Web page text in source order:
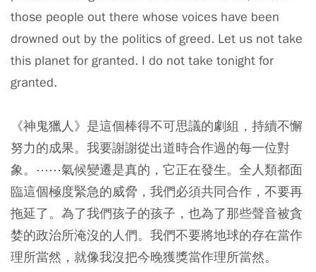
those people out there whose voices have been
drowned out by the politics of greed. Let us not take
this planet for granted. I do not take tonight for
granted.
《神鬼獵人》 是這個棒得不可思議的劇組，持續不懈
努力的成果。我要謝謝從出道時合作過的每一位對
象。⋯⋯氣候變遷是真的，它正在發生。全人類都面
臨這個極度緊急的威脅，我們必須共同合作，不要再
拖延了。為了我們孩子的孩子，也為了那些聲音被貪
婪的政治所淹沒的人們。我們不要將地球的存在當作
理所當然，就像我沒把今晚獲獎當作理所當然。